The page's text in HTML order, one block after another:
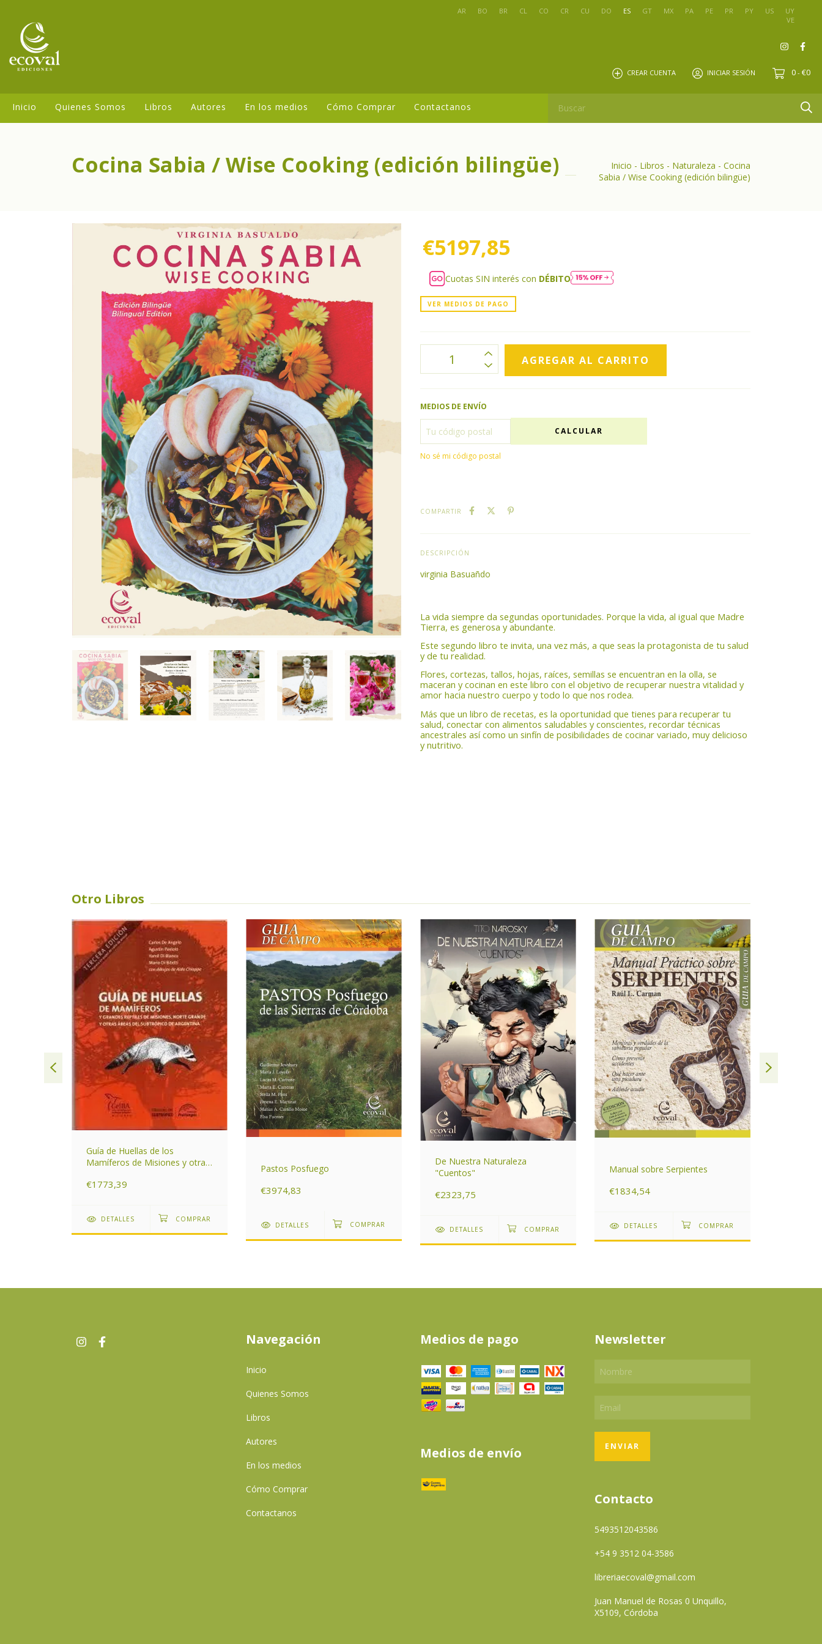
AR BO BR CL CO CR CU DO ES GT MX PA PE PR PY US
UY
VE
CREAR CUENTA INICIAR SESIÓN 0 - €0
Inicio Quienes Somos Libros Autores En los medios Cómo Comprar Contactanos
Cocina Sabia / Wise Cooking (edición bilingüe) Inicio - Libros - Naturaleza - Cocina
Sabia / Wise Cooking (edición bilingüe)
€5197,85
Cuotas SIN interés con DÉBITO
VER MEDIOS DE PAGO
MEDIOS DE ENVÍO
CALCULAR
No sé mi código postal
COMPARTIR
DESCRIPCIÓN
virginia Basuañdo
La vida siempre da segundas oportunidades. Porque la vida, al igual que Madre
Tierra, es generosa y abundante.
Este segundo libro te invita, una vez más, a que seas la protagonista de tu salud
y de tu realidad.
Flores, cortezas, tallos, hojas, raíces, semillas se encuentran en la olla, se
maceran y cocinan en este libro con el objetivo de recuperar nuestra vitalidad y
amor hacia nuestro cuerpo y todo lo que nos rodea.
Más que un libro de recetas, es la oportunidad que tienes para recuperar tu
salud, conectar con alimentos saludables y conscientes, recordar técnicas
ancestrales así como un sinfín de posibilidades de cocinar variado, muy delicioso
y nutritivo.
Otro Libros
Guía de Huellas de los
Mamíferos de Misiones y otras
Argentina
€1773,39
DETALLES
Pastos Posfuego
€3974,83
DETALLES
De Nuestra Naturaleza
"Cuentos"
€2323,75
DETALLES
Manual sobre Serpientes
€1834,54
DETALLES
Navegación
Inicio
Quienes Somos
Libros
Autores
En los medios
Cómo Comprar
Contactanos
Medios de pago
Medios de envío
Newsletter
Contacto
5493512043586
+54 9 3512 04-3586
libreriaecoval@gmail.com
Juan Manuel de Rosas 0 Unquillo,
X5109, Córdoba